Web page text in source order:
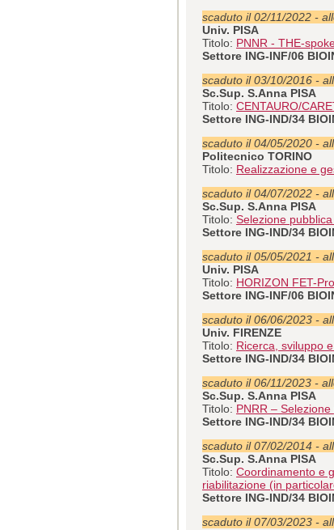
scaduto il 02/11/2022 -
Univ. PISA
Titolo: PNNR - THE-
Settore ING-INF/06
scaduto il 03/10/2016 -
Sc.Sup. S.Anna PISA
Titolo: CENTAURO/
Settore ING-IND/34
scaduto il 04/05/2020 -
Politecnico TORINO
Titolo: Realizzazione e
scaduto il 04/07/2022 -
Sc.Sup. S.Anna PISA
Titolo: Selezione
Settore ING-IND/34
scaduto il 05/05/2021 -
Univ. PISA
Titolo: HORIZON FET-
Settore ING-INF/06
scaduto il 06/06/2023 -
Univ. FIRENZE
Titolo: Ricerca, sviluppo
Settore ING-IND/34
scaduto il 06/11/2023 -
Sc.Sup. S.Anna PISA
Titolo: PNRR –
Settore ING-IND/34
scaduto il 07/02/2014 -
Sc.Sup. S.Anna PISA
Titolo: Coordinamento e
riabilitazione (in
Settore ING-IND/34
scaduto il 07/03/2023 -